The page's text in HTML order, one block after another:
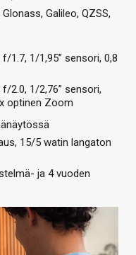
Galileo, QZSS,
1.7, 1/1,95” sensori, 0,8
2.0, 1/2,76” sensori,
optinen Zoom
15/5 watin langaton
ja 4 vuoden